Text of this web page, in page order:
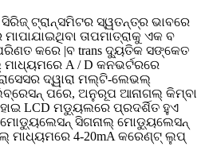
ସିରିଜ୍ ଟ୍ରାନ୍ସମିଟର ସ୍ୱତନ୍ତ୍ର ଭାବରେ
ତାପମାତ୍ରାକୁ ଏକ ବ
କରେ |ବ trans ଦ୍ୟୁତିକ ସଙ୍କେତ
A / D କନଭର୍ଟରରେ
ଦ୍ୱାରା ମଲ୍ଟି-ଲେଭଲ୍
ପରେ, ଅନୁରୂପ ଆନାଗଲ୍ କିମ୍ବା
LCD ମଡ୍ୟୁଲରେ ପ୍ରଦର୍ଶିତ ହୁଏ
ମୋଡ୍ୟୁଲେସନ୍ ସିଗନାଲ୍ ମୋଡ୍ୟୁଲେସନ୍
ମାଧ୍ୟମରେ 4-20mA କରେଣ୍ଟ୍ ଲୁପ୍